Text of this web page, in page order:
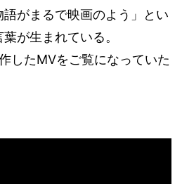
がまるで映画のよう」とい
が生まれている。
したMVをご覧になっていた